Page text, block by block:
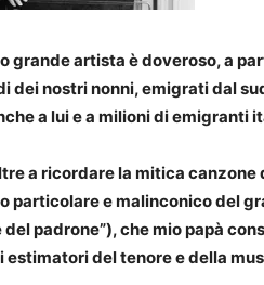
grande artista è doveroso, a
dei nostri nonni, emigrati dal
a lui e a milioni di emigranti
a ricordare la mitica
particolare e malinconico del
del padrone”), che mio papà
estimatori del tenore e della